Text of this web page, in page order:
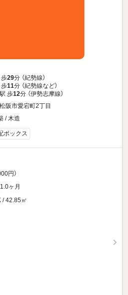
29分 （紀勢線）
11分 （紀勢線など）
歩12分 （伊勢志摩線）
阪市愛宕町2丁目
/ 木造
ボックス
円）
1.0ヶ月
/ 42.85㎡